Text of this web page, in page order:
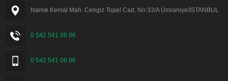
Namık Kemal Mah. Cengiz Topel Cad. No:33/A Ümraniye/İSTANBUL
0 542 541 06 06
0 542 541 06 06